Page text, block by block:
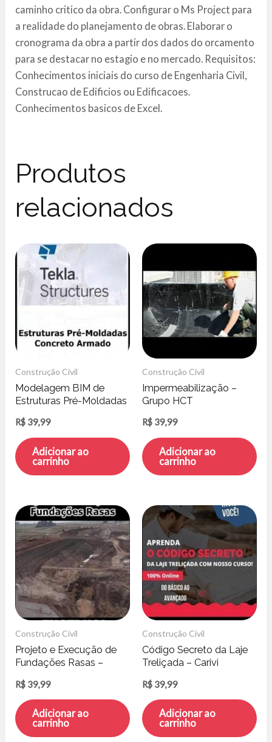
caminho critico da obra. Configurar o Ms Project para
a realidade do planejamento de obras. Elaborar o
cronograma da obra a partir dos dados do orcamento
para se destacar no estagio e no mercado. Requisitos:
Conhecimentos iniciais do curso de Engenharia Civil,
Construcao de Edificios ou Edificacoes.
Conhecimentos basicos de Excel.
Produtos
relacionados
Construção Civil
Modelagem BIM de
Estruturas Pré-Moldadas
Tekla Structures
R$ 39,99
Adicionar ao
carrinho
Construção Civil
Impermeabilização –
Grupo HCT
R$ 39,99
Adicionar ao
carrinho
Construção Civil
Projeto e Execução de
Fundações Rasas –
R$ 39,99
Adicionar ao
carrinho
Construção Civil
Código Secreto da Laje
Treliçada – Carivi
R$ 39,99
Adicionar ao
carrinho